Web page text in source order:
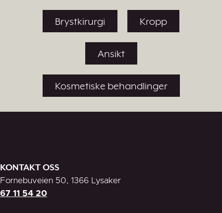
Brystkirurgi Kropp
Ansikt
Kosmetiske behandlinger
KONTAKT OSS
Fornebuveien 50, 1366 Lysaker
67 11 54 20